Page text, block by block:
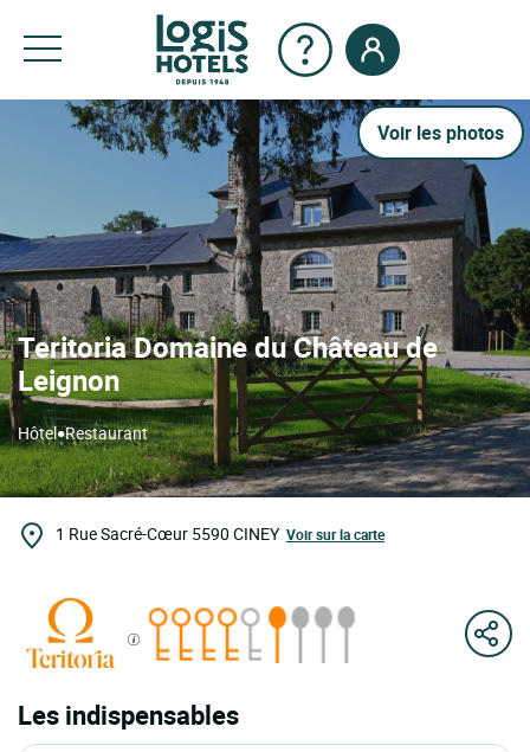
Voir les photos
Teritoria Domaine du Château de
Leignon
Hôtel•Restaurant
1 Rue Sacré-Cœur 5590 CINEY Voir sur la carte
Les indispensables